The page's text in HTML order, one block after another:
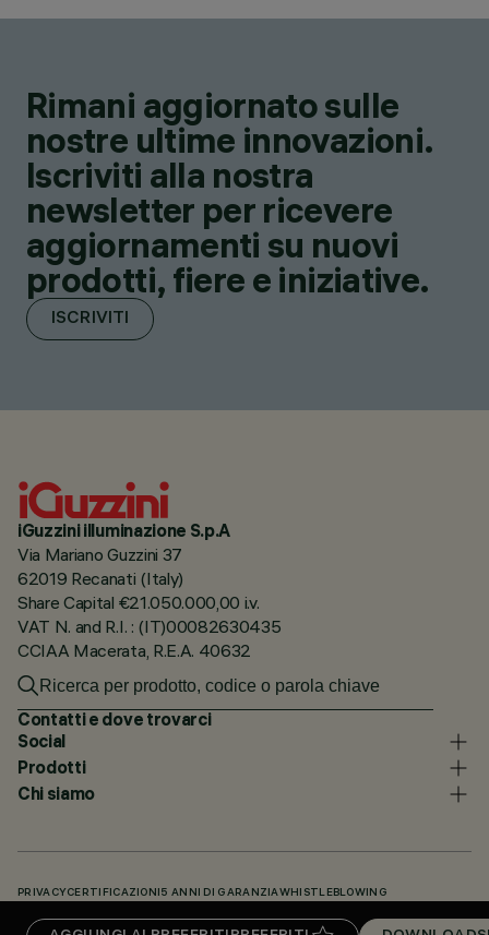
Rimani aggiornato sulle
nostre ultime innovazioni.
Iscriviti alla nostra
newsletter per ricevere
aggiornamenti su nuovi
prodotti, fiere e iniziative.
ISCRIVITI
iGuzzini illuminazione S.p.A
Via Mariano Guzzini 37
62019 Recanati (Italy)
Share Capital €21.050.000,00 i.v.
VAT N. and R.I. : (IT)00082630435
CCIAA Macerata, R.E.A. 40632
Contatti e dove trovarci
Social
Prodotti
Chi siamo
PRIVACY CERTIFICAZIONI 5 ANNI DI GARANZIAWHISTLEBLOWING